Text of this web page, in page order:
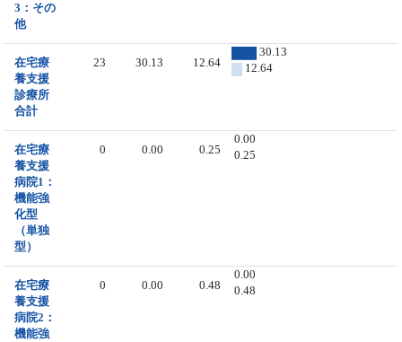
3：その
他
在宅療
養支援
診療所
合計
23 30.13 12.64
30.13
12.64
在宅療
養支援
病院1：
機能強
化型
（単独
型）
0 0.00 0.25
0.00
0.25
在宅療
養支援
病院2：
機能強
0 0.00 0.48
0.00
0.48